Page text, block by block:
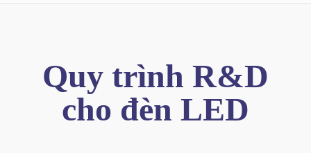
Quy trình R&D
cho đèn LED